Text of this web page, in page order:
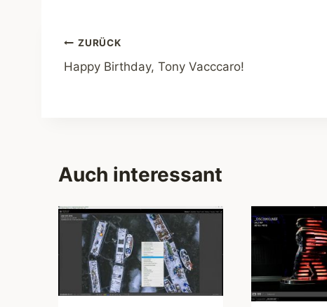
Beitragsnavigation
ZURÜCK
Happy Birthday, Tony Vacccaro!
Auch interessant